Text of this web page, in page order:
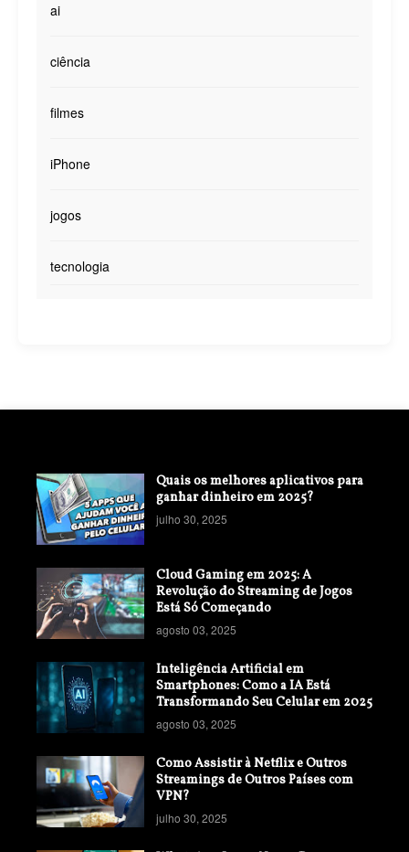
ai
ciência
filmes
iPhone
jogos
tecnologia
Quais os melhores aplicativos para
ganhar dinheiro em 2025?
julho 30, 2025
Cloud Gaming em 2025: A
Revolução do Streaming de Jogos
Está Só Começando
agosto 03, 2025
Inteligência Artificial em
Smartphones: Como a IA Está
Transformando Seu Celular em 2025
agosto 03, 2025
Como Assistir à Netflix e Outros
Streamings de Outros Países com
VPN?
julho 30, 2025